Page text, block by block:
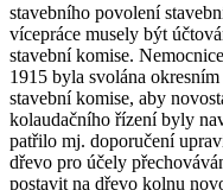
stavebního povolení
vícepráce musely být
stavební komise.
1915 byla svolána
stavební komise, aby
kolaudačního řízení byly
patřilo mj. doporučení
dřevo pro účely
postavit na dřevo kolnu